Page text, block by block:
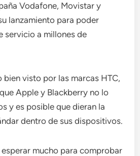
Vodafone, Movistar y
lanzamiento para poder
servicio a millones de
bien visto por las marcas HTC,
Apple y Blackberry no lo
y es posible que dieran la
dentro de sus dispositivos.
mucho para comprobar